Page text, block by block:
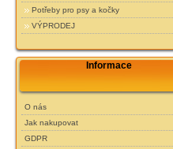
Potřeby pro psy a kočky
VÝPRODEJ
Informace
O nás
Jak nakupovat
GDPR